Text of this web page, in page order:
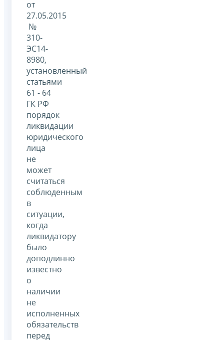
от
27.05.2015
№
310-
ЭС14-
8980,
установленный
статьями
61 - 64
ГК РФ
порядок
ликвидации
юридического
лица
не
может
считаться
соблюденным
в
ситуации,
когда
ликвидатору
было
доподлинно
известно
о
наличии
не
исполненных
обязательств
перед